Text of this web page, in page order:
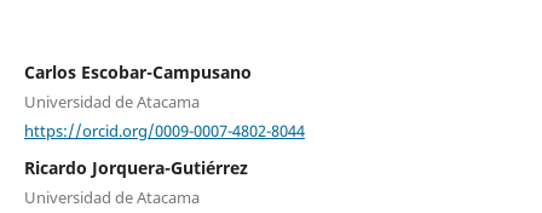
Carlos Escobar-Campusano
Universidad de Atacama
https://orcid.org/0009-0007-4802-8044
Ricardo Jorquera-Gutiérrez
Universidad de Atacama